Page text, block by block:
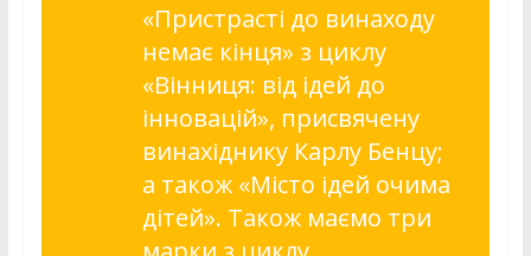
«Пристрасті до винаходу
немає кінця» з циклу
«Вінниця: від ідей до
інновацій», присвячену
винахіднику Карлу Бенцу;
а також «Місто ідей очима
дітей». Також маємо три